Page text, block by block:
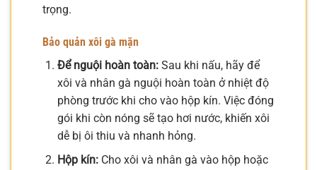
trọng.
Bảo quản xôi gà mặn
Để nguội hoàn toàn:Sau khi nấu, hãy để
xôi và nhân gà nguội hoàn toàn ở nhiệt độ
phòng trước khi cho vào hộp kín. Việc đóng
gói khi còn nóng sẽ tạo hơi nước, khiến xôi
dễ bị ôi thiu và nhanh hỏng.
Hộp kín:Cho xôi và nhân gà vào hộp hoặc